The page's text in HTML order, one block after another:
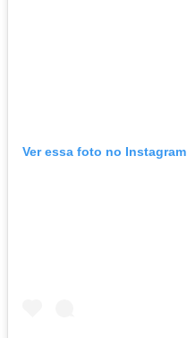
Ver essa foto no Instagram